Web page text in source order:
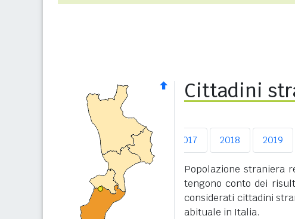
Cittadini
2015 2016 2017 2018 2019
Popolazione straniera
tengono conto dei
considerati cittadini
abituale in Italia.